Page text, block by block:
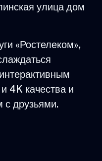
улица дом
«Ростелеком»,
4K качества и
друзьями.